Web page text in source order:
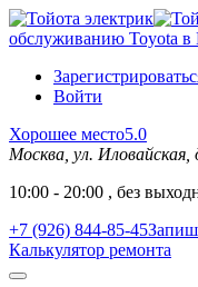
обслуживанию Toyota
Войти
Хорошее место5.0
Москва, ул. Иловайская,
10:00 - 20:00 , без
+7 (926) 844-85-45
Калькулятор ремонта